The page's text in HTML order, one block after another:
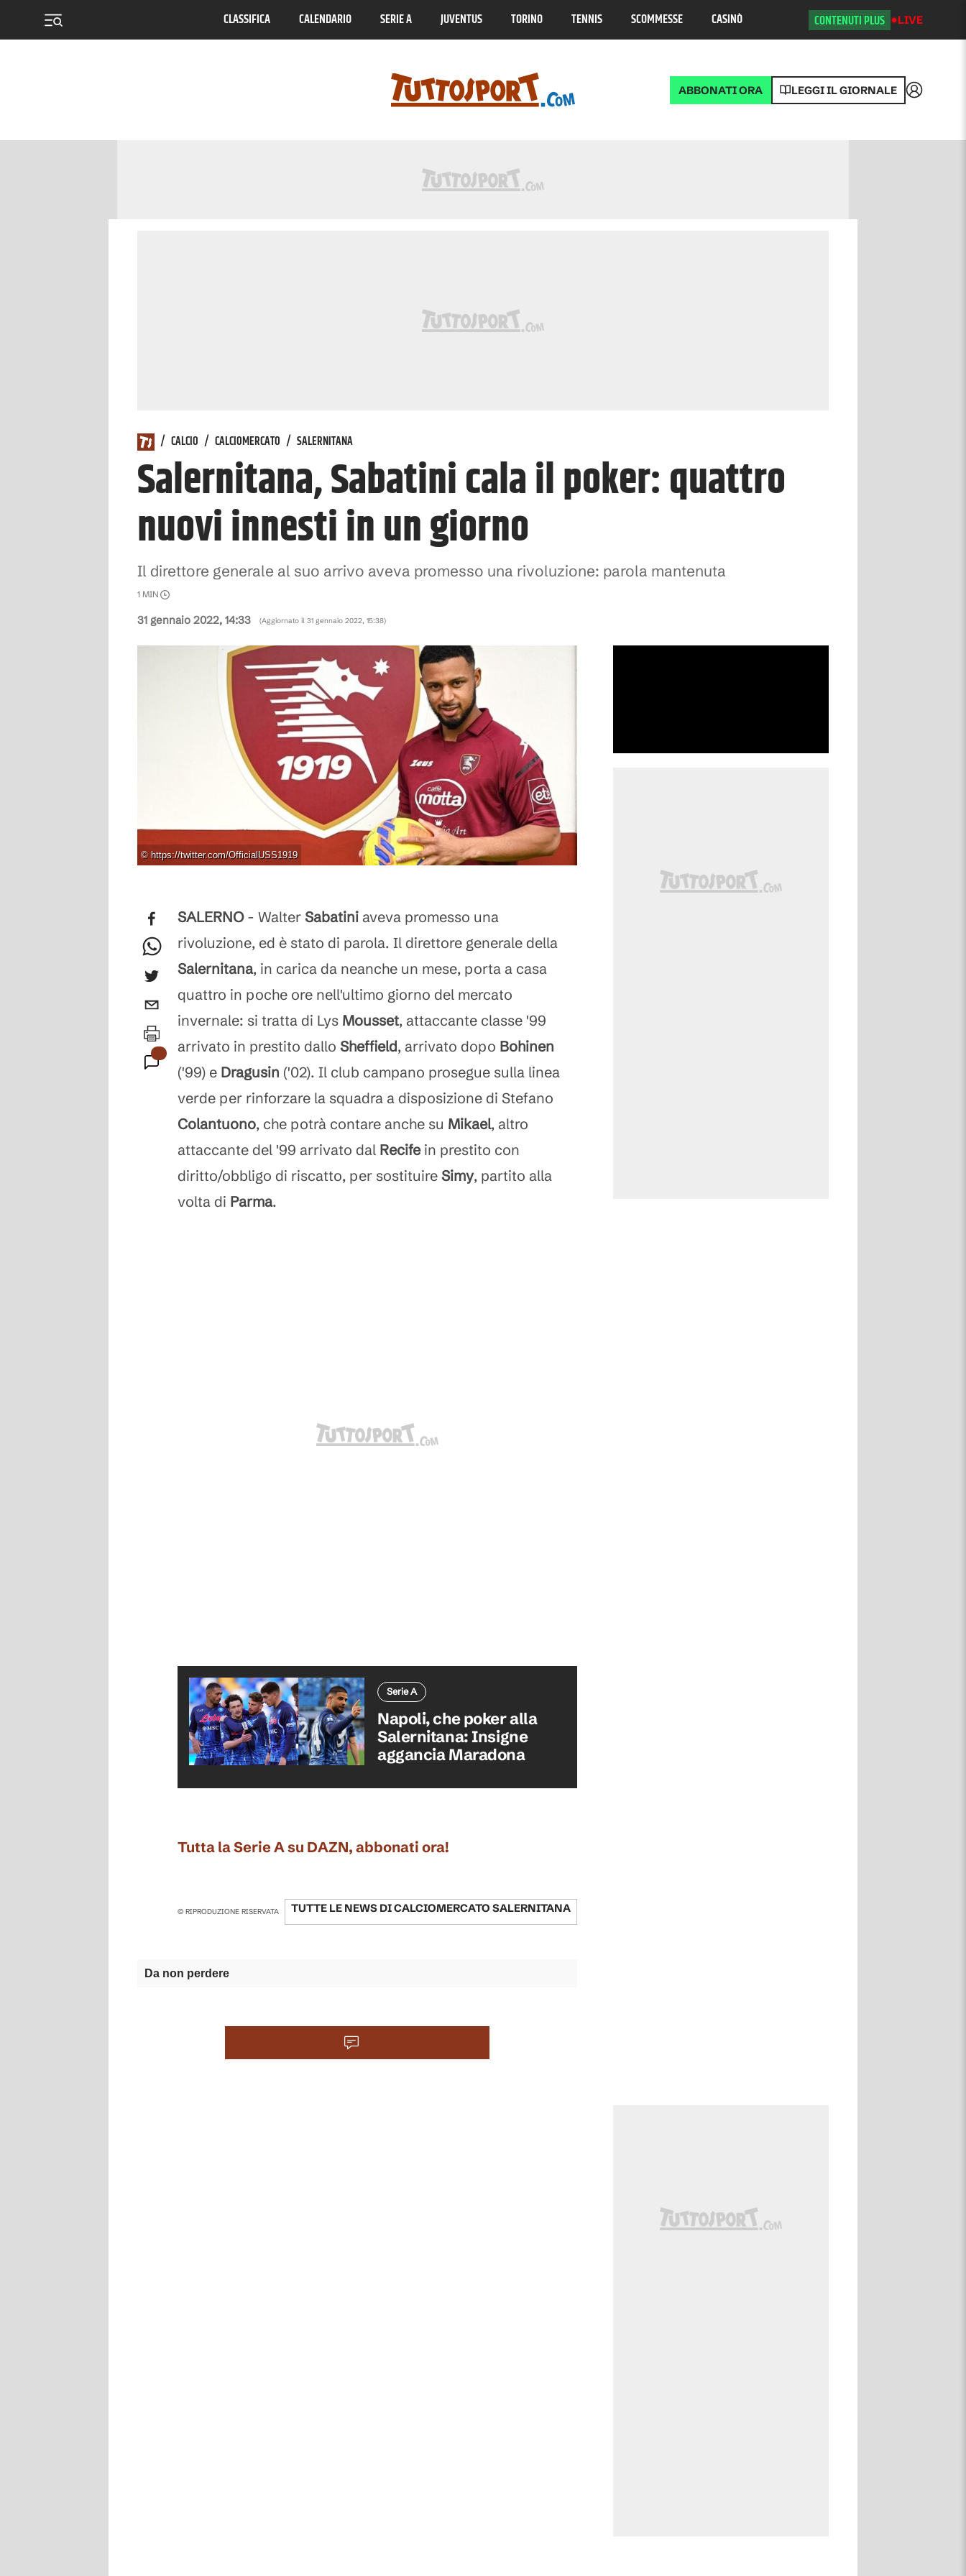
CLASSIFICA CALENDARIO SERIE A JUVENTUS TORINO TENNIS SCOMMESSE CASINÒ CONTENUTI PLUS LIVE
ABBONATI ORA LEGGI IL GIORNALE Accedi
/ CALCIO / CALCIOMERCATO / SALERNITANA
Salernitana, Sabatini cala il poker: quattro
nuovi innesti in un giorno
Il direttore generale al suo arrivo aveva promesso una rivoluzione: parola mantenuta
31 gennaio 2022, 14:33 (Aggiornato il 31 gennaio 2022, 15:38)
1 MIN
© https://twitter.com/OfficialUSS1919
SALERNO - Walter Sabatini aveva promesso una
rivoluzione, ed è stato di parola. Il direttore generale della
Salernitana, in carica da neanche un mese, porta a casa
quattro in poche ore nell'ultimo giorno del mercato
invernale: si tratta di Lys Mousset, attaccante classe '99
arrivato in prestito dallo Sheffield, arrivato dopo Bohinen
('99) e Dragusin ('02). Il club campano prosegue sulla linea
verde per rinforzare la squadra a disposizione di Stefano
Colantuono, che potrà contare anche su Mikael, altro
attaccante del '99 arrivato dal Recifein prestito con
diritto/obbligo di riscatto, per sostituire Simy, partito alla
volta di Parma.
Serie A
Napoli, che poker alla
Salernitana: Insigne
aggancia Maradona
Tutta la Serie A su DAZN, abbonati ora!
© RIPRODUZIONE RISERVATA TUTTE LE NEWS DICALCIOMERCATO SALERNITANA
Da non perdere